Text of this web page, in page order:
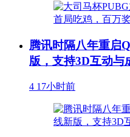
腾讯时隔八年重启
版，支持3D互动与
4 17小时前